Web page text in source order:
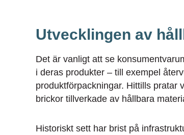
Utvecklingen av
Det är vanligt att se
i deras produkter – till exempel
produktförpackningar. Hittills pratar
brickor tillverkade av hållbara
Historiskt sett har brist på